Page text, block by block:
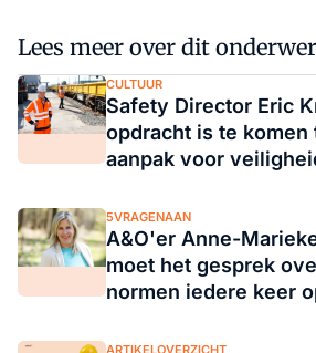
Lees meer over dit
CULTUUR
Safety Director Eric
opdracht is te
aanpak voor
5VRAGENAAN
A&O'er Anne-
moet het gesprek
normen iedere keer
ARTIKELOVERZICHT